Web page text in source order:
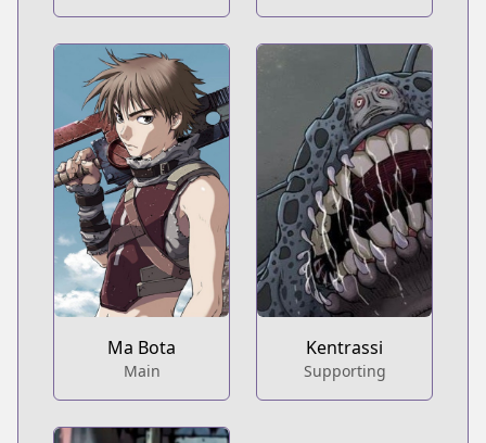
Ma Bota
Main
Kentrassi
Supporting